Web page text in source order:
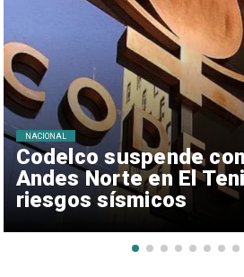
Codelco suspende
Andes Norte en El
riesgos sísmicos
NACIONAL